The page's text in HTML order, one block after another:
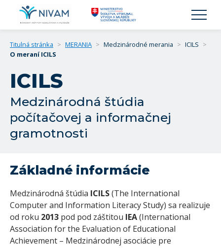
Titulná stránka > MERANIA > Medzinárodné merania > ICILS >
O meraní ICILS
ICILS
Medzinárodná štúdia
počítačovej a informačnej
gramotnosti
Základné informácie
Medzinárodná štúdia ICILS(The International
Computer and Information Literacy Study) sa realizuje
od roku 2013 pod pod záštitou IEA(International
Association for the Evaluation of Educational
Achievement – Medzinárodnej asociácie pre